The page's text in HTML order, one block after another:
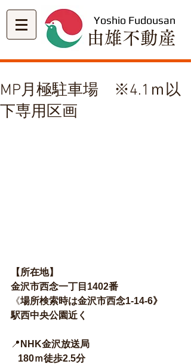
​由雄不動産
Yoshio Fudousan
MP月極駐車場 ※4.1ｍ以
下専用区画
【所在地】
金沢市西念一丁目1402番
《場所検索時は金沢市西念1-14-6》
駅西中央公園近く
📍 NHK金沢放送局
   180ｍ徒歩2.5分